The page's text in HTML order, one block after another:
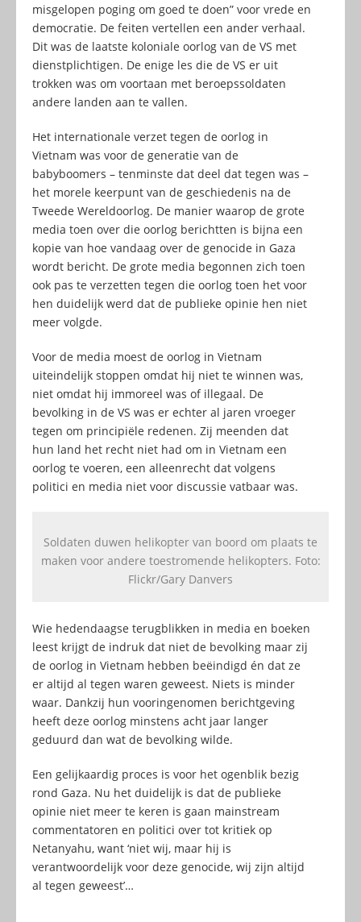
misgelopen poging om goed te doen” voor vrede en
democratie. De feiten vertellen een ander verhaal.
Dit was de laatste koloniale oorlog van de VS met
dienstplichtigen. De enige les die de VS er uit
trokken was om voortaan met beroepssoldaten
andere landen aan te vallen.
Het internationale verzet tegen de oorlog in
Vietnam was voor de generatie van de
babyboomers – tenminste dat deel dat tegen was –
het morele keerpunt van de geschiedenis na de
Tweede Wereldoorlog. De manier waarop de grote
media toen over die oorlog berichtten is bijna een
kopie van hoe vandaag over de genocide in Gaza
wordt bericht. De grote media begonnen zich toen
ook pas te verzetten tegen die oorlog toen het voor
hen duidelijk werd dat de publieke opinie hen niet
meer volgde.
Voor de media moest de oorlog in Vietnam
uiteindelijk stoppen omdat hij niet te winnen was,
niet omdat hij immoreel was of illegaal. De
bevolking in de VS was er echter al jaren vroeger
tegen om principiële redenen. Zij meenden dat
hun land het recht niet had om in Vietnam een
oorlog te voeren, een alleenrecht dat volgens
politici en media niet voor discussie vatbaar was.
Soldaten duwen helikopter van boord om plaats te
maken voor andere toestromende helikopters. Foto:
Flickr/Gary Danvers
Wie hedendaagse terugblikken in media en boeken
leest krijgt de indruk dat niet de bevolking maar zij
de oorlog in Vietnam hebben beëindigd én dat ze
er altijd al tegen waren geweest. Niets is minder
waar. Dankzij hun vooringenomen berichtgeving
heeft deze oorlog minstens acht jaar langer
geduurd dan wat de bevolking wilde.
Een gelijkaardig proces is voor het ogenblik bezig
rond Gaza. Nu het duidelijk is dat de publieke
opinie niet meer te keren is gaan mainstream
commentatoren en politici over tot kritiek op
Netanyahu, want ‘niet wij, maar hij is
verantwoordelijk voor deze genocide, wij zijn altijd
al tegen geweest’…